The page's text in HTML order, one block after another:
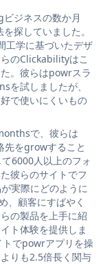
ジネスの数か月
探していました。
工学に基づいたデザ
のClickabilityはこ
。彼らはpowrスラ
試しましたが、
で使いにくいもの
で、彼らは
先をgrowすること
6000人以上のフォ
彼らのサイトでフ
実際にどのように
、顧客にすばやく
の製品を上手に紹
ト体験を提供しま
でpowrアプリを操
りも2.5倍長く関与